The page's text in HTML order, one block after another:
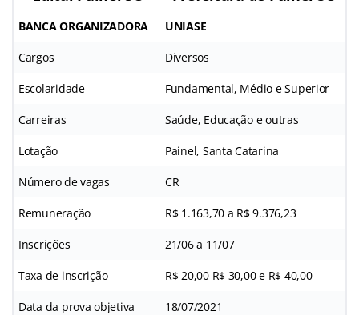
BANCA ORGANIZADORA UNIASE
Cargos Diversos
Escolaridade Fundamental, Médio e Superior
Carreiras Saúde, Educação e outras
Lotação Painel, Santa Catarina
Número de vagas CR
Remuneração R$ 1.163,70 a R$ 9.376,23
Inscrições 21/06 a 11/07
Taxa de inscrição R$ 20,00 R$ 30,00 e R$ 40,00
Data da prova objetiva 18/07/2021